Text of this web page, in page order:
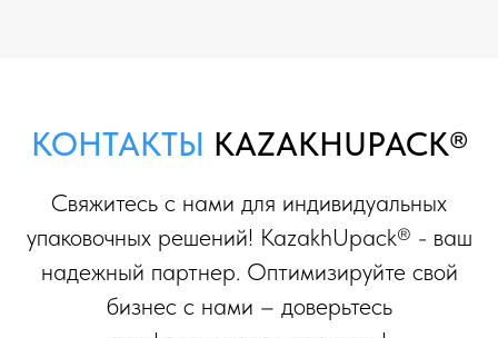
КОНТАКТЫ KAZAKHUPACK®
Свяжитесь с нами для индивидуальных
упаковочных решений! KazakhUpack® - ваш
надежный партнер. Оптимизируйте свой
бизнес с нами – доверьтесь